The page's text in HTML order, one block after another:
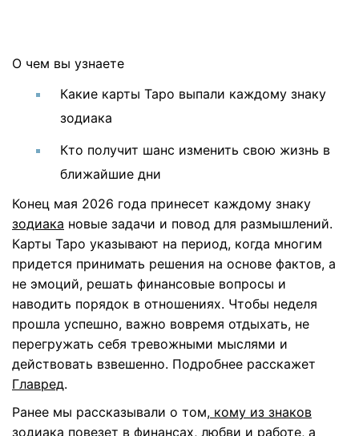
О чем вы узнаете
Какие карты Таро выпали каждому знаку
зодиака
Кто получит шанс изменить свою жизнь в
ближайшие дни
Конец мая 2026 года принесет каждому знаку
зодиака новые задачи и повод для размышлений.
Карты Таро указывают на период, когда многим
придется принимать решения на основе фактов, а
не эмоций, решать финансовые вопросы и
наводить порядок в отношениях. Чтобы неделя
прошла успешно, важно вовремя отдыхать, не
перегружать себя тревожными мыслями и
действовать взвешенно. Подробнее расскажет
Главред.
Ранее мы рассказывали о том, кому из знаков
зодиака повезет в финансах, любви и работе, а